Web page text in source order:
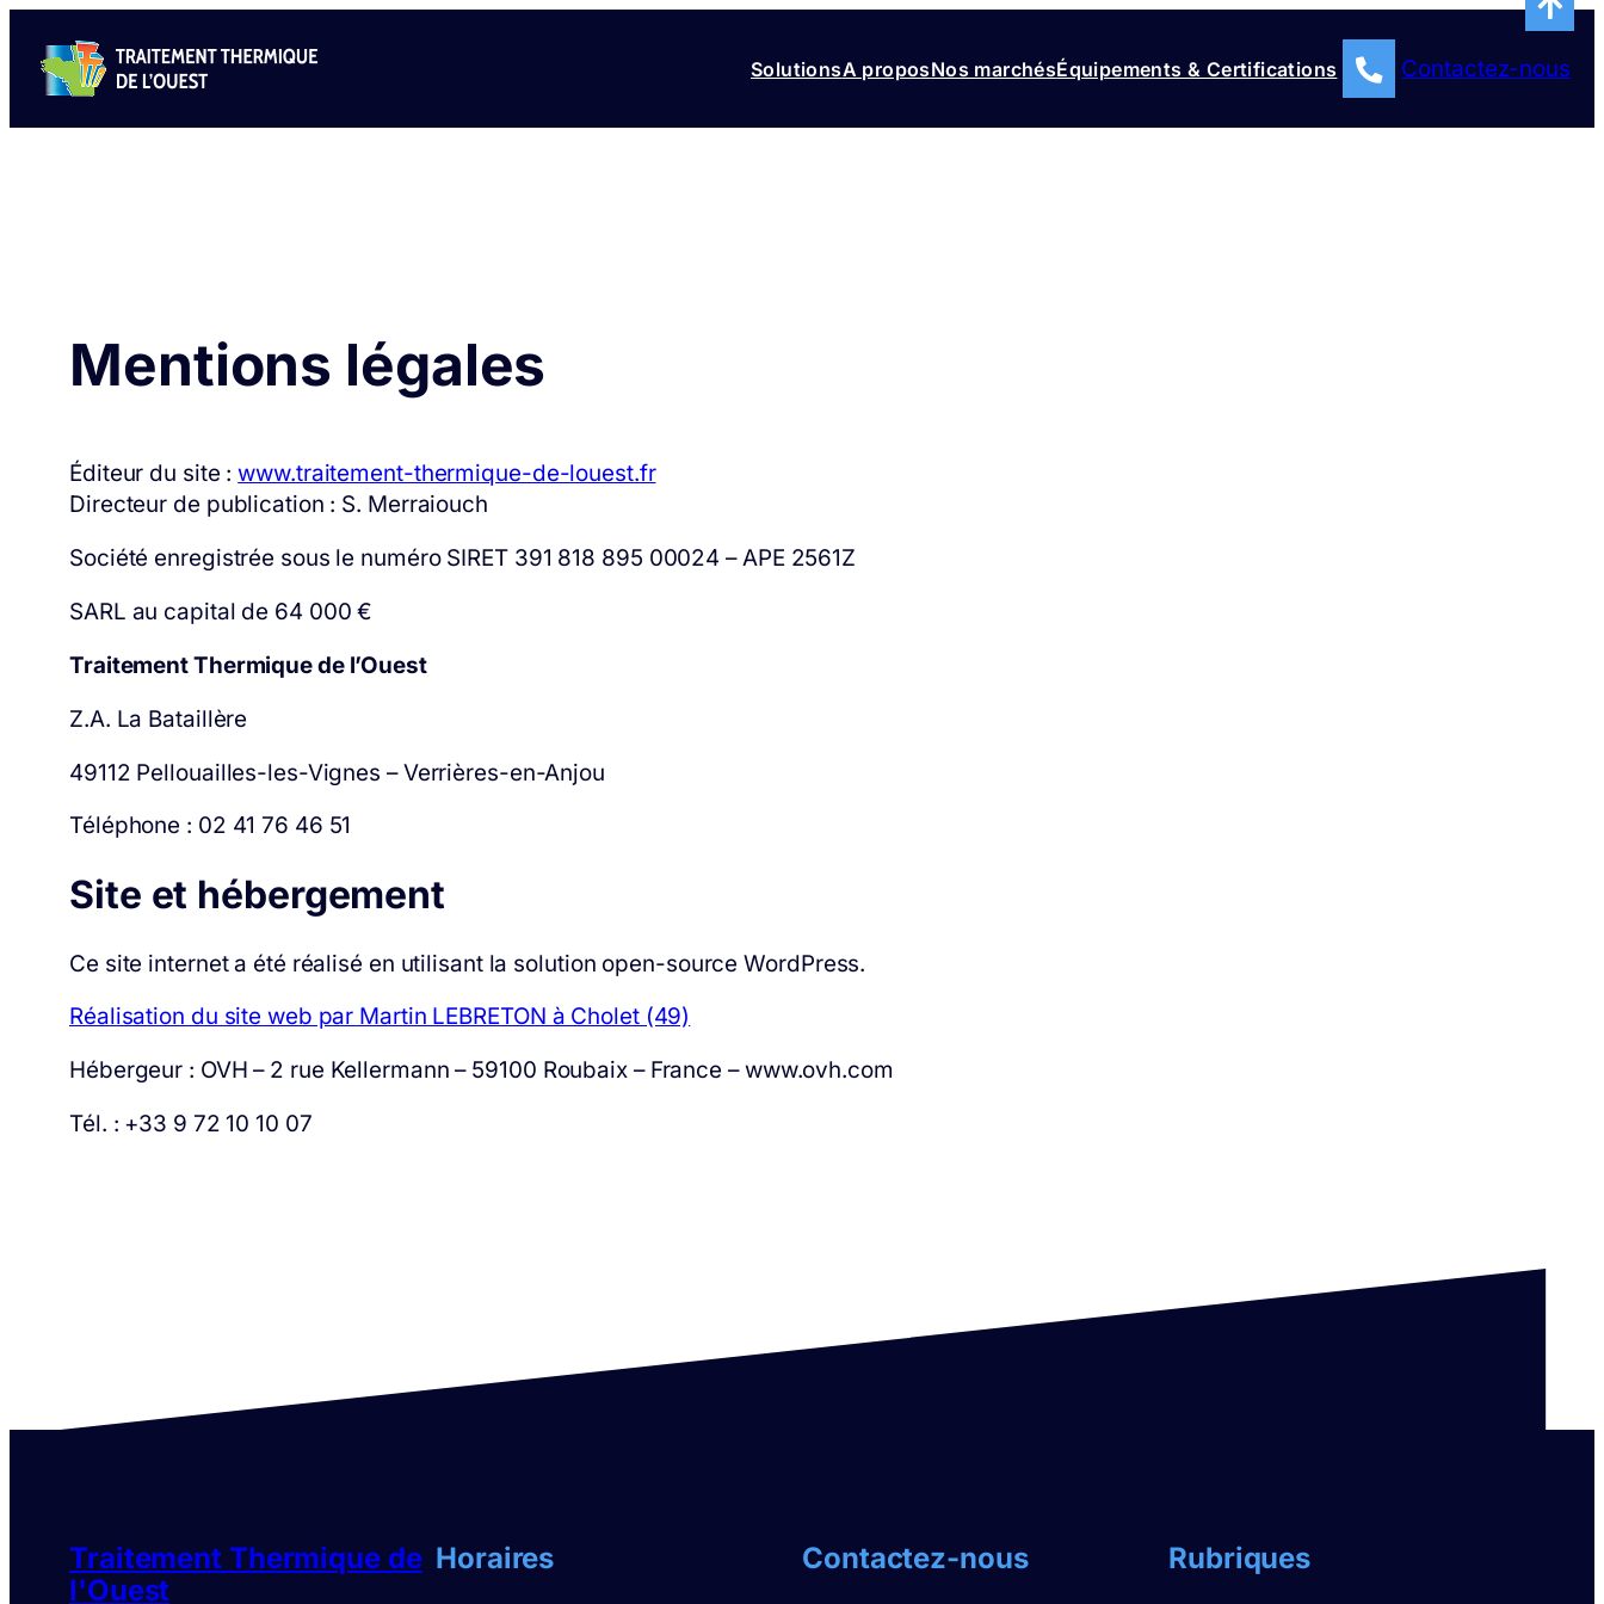
contenu
SolutionsA proposNos marchésÉquipements & Certifications Contactez-nous
Mentions légales
Éditeur du site :www.traitement-thermique-de-louest.fr
Directeur de publication : S. Merraiouch
Société enregistrée sous le numéro SIRET 391 818 895 00024 – APE 2561Z
SARL au capital de 64 000 €
Traitement Thermique de l’Ouest
Z.A. La Bataillère
49112 Pellouailles-les-Vignes – Verrières-en-Anjou
Téléphone : 02 41 76 46 51
Site et hébergement
Ce site internet a été réalisé en utilisant la solution open-source WordPress.
Réalisation du site web par Martin LEBRETON à Cholet (49)
Hébergeur : OVH – 2 rue Kellermann – 59100 Roubaix – France – www.ovh.com
Tél. : +33 9 72 10 10 07
Traitement Thermique de
l'Ouest
Horaires Contactez-nous Rubriques